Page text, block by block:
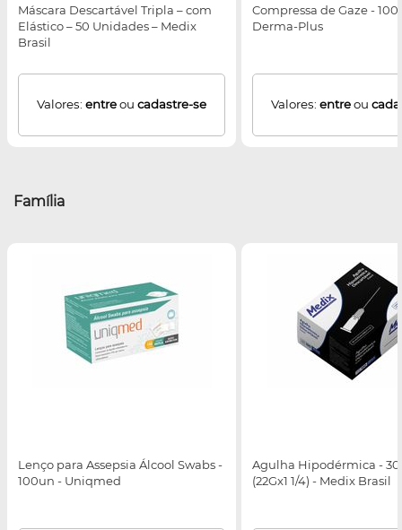
Máscara Descartável Tripla – com
Elástico – 50 Unidades – Medix
Brasil
Valores: entreou cadastre-se
Compressa de Gaze -
Derma-Plus
Valores: entreou
Família
Lenço para Assepsia Álcool Swabs -
100un - Uniqmed
Agulha Hipodérmica -
(22Gx1 1/4) - Medix Brasil